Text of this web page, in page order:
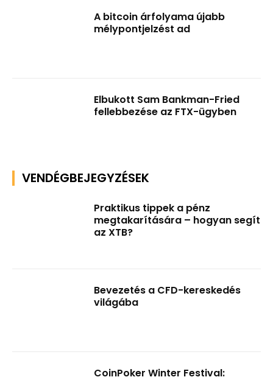
A bitcoin árfolyama újabb
mélypontjelzést ad
Elbukott Sam Bankman-Fried
fellebbezése az FTX-ügyben
VENDÉGBEJEGYZÉSEK
Praktikus tippek a pénz
megtakarítására – hogyan segít
az XTB?
Bevezetés a CFD-kereskedés
világába
CoinPoker Winter Festival: